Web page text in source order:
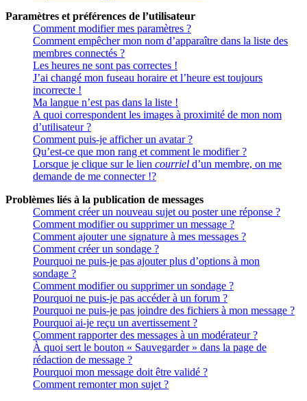
Paramètres et préférences de l’utilisateur
Comment modifier mes paramètres ?
Comment empêcher mon nom d’apparaître dans la liste des
membres connectés ?
Les heures ne sont pas correctes !
J’ai changé mon fuseau horaire et l’heure est toujours
incorrecte !
Ma langue n’est pas dans la liste !
A quoi correspondent les images à proximité de mon nom
d’utilisateur ?
Comment puis-je afficher un avatar ?
Qu’est-ce que mon rang et comment le modifier ?
Lorsque je clique sur le lien courriel d’un membre, on me
demande de me connecter !?
Problèmes liés à la publication de messages
Comment créer un nouveau sujet ou poster une réponse ?
Comment modifier ou supprimer un message ?
Comment ajouter une signature à mes messages ?
Comment créer un sondage ?
Pourquoi ne puis-je pas ajouter plus d’options à mon
sondage ?
Comment modifier ou supprimer un sondage ?
Pourquoi ne puis-je pas accéder à un forum ?
Pourquoi ne puis-je pas joindre des fichiers à mon message ?
Pourquoi ai-je reçu un avertissement ?
Comment rapporter des messages à un modérateur ?
À quoi sert le bouton « Sauvegarder » dans la page de
rédaction de message ?
Pourquoi mon message doit être validé ?
Comment remonter mon sujet ?